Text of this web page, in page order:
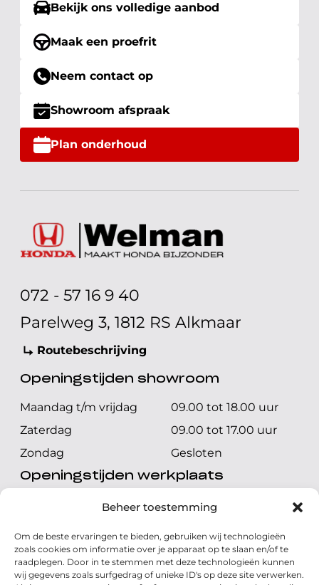
Beheer toestemming
Om de beste ervaringen te bieden, gebruiken wij technologieën
zoals cookies om informatie over je apparaat op te slaan en/of te
raadplegen. Door in te stemmen met deze technologieën kunnen
wij gegevens zoals surfgedrag of unieke ID's op deze site verwerken.
Bekijk ons volledige aanbod
Maak een proefrit
Neem contact op
Showroom afspraak
Plan onderhoud
072 - 57 16 9 40
Parelweg 3, 1812 RS Alkmaar
Routebeschrijving
Openingstijden showroom
Maandag t/m vrijdag
09.00 tot 18.00 uur
Zaterdag
09.00 tot 17.00 uur
Zondag
Gesloten
Openingstijden werkplaats
Maandag t/m vrijdag
08.00 tot 17.00 uur
Zondag
Gesloten